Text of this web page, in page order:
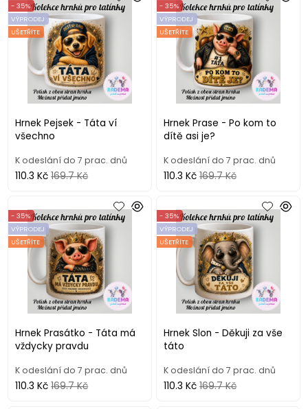
Hrnek Pejsek - Táta ví
všechno
- 35%
VÝPRODEJ
UŠETŘÍTE
K odeslání do 7 prac. dnů
110.3 Kč 169.7 Kč
Hrnek Prase - Po kom to
dítě asi je?
- 35%
VÝPRODEJ
UŠETŘÍTE
K odeslání do 7 prac. dnů
110.3 Kč 169.7 Kč
Hrnek Prasátko - Táta má
vždycky pravdu
- 35%
VÝPRODEJ
UŠETŘÍTE
K odeslání do 7 prac. dnů
110.3 Kč 169.7 Kč
Hrnek Slon - Děkuji za vše
táto
- 35%
VÝPRODEJ
UŠETŘÍTE
K odeslání do 7 prac. dnů
110.3 Kč 169.7 Kč